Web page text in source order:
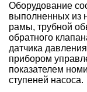
Оборудование
выполненных из
рамы, трубной
обратного
датчика
прибором
показателем
ступеней насоса.